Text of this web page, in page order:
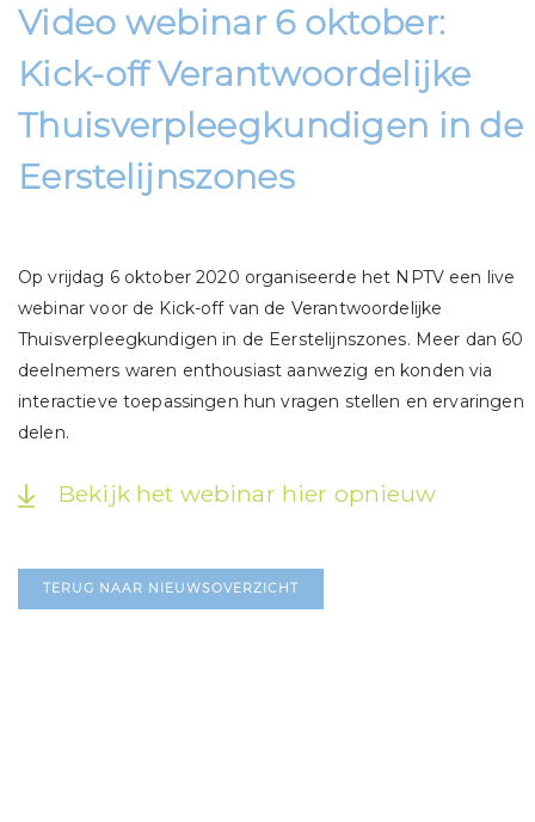
Video webinar 6 oktober:
Kick-off Verantwoordelijke
Thuisverpleegkundigen in de
Eerstelijnszones
Op vrijdag 6 oktober 2020 organiseerde het NPTV een live
webinar voor de Kick-off van de Verantwoordelijke
Thuisverpleegkundigen in de Eerstelijnszones. Meer dan 60
deelnemers waren enthousiast aanwezig en konden via
interactieve toepassingen hun vragen stellen en ervaringen
delen.
Bekijk het webinar hier opnieuw
TERUG NAAR NIEUWSOVERZICHT